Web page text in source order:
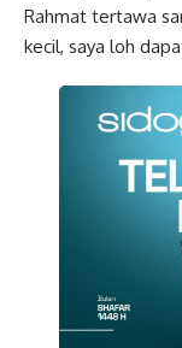
Rahmat tertawa
kecil, saya loh